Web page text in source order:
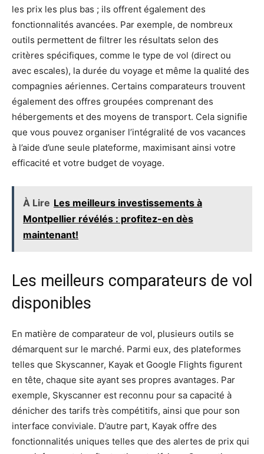
les prix les plus bas ; ils offrent également des
fonctionnalités avancées. Par exemple, de nombreux
outils permettent de filtrer les résultats selon des
critères spécifiques, comme le type de vol (direct ou
avec escales), la durée du voyage et même la qualité des
compagnies aériennes. Certains comparateurs trouvent
également des offres groupées comprenant des
hébergements et des moyens de transport. Cela signifie
que vous pouvez organiser l’intégralité de vos vacances
à l’aide d’une seule plateforme, maximisant ainsi votre
efficacité et votre budget de voyage.
À Lire Les meilleurs investissements à
Montpellier révélés : profitez-en dès
maintenant!
Les meilleurs comparateurs de vol
disponibles
En matière de comparateur de vol, plusieurs outils se
démarquent sur le marché. Parmi eux, des plateformes
telles que Skyscanner, Kayak et Google Flights figurent
en tête, chaque site ayant ses propres avantages. Par
exemple, Skyscanner est reconnu pour sa capacité à
dénicher des tarifs très compétitifs, ainsi que pour son
interface conviviale. D’autre part, Kayak offre des
fonctionnalités uniques telles que des alertes de prix qui